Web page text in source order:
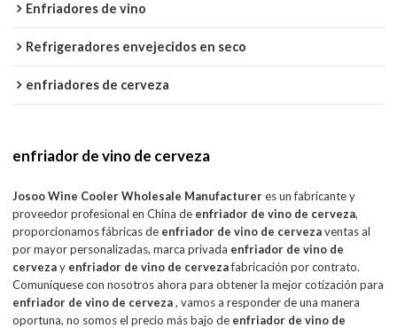
Enfriadores de vino
Refrigeradores envejecidos en seco
enfriadores de cerveza
enfriador de vino de cerveza
Josoo Wine Cooler Wholesale Manufactureres un fabricante y
proveedor profesional en China de enfriador de vino de cerveza,
proporcionamos fábricas de enfriador de vino de cervezaventas al
por mayor personalizadas, marca privada enfriador de vino de
cervezay enfriador de vino de cervezafabricación por contrato.
Comuníquese con nosotros ahora para obtener la mejor cotización para
enfriador de vino de cerveza, vamos a responder de una manera
oportuna, no somos el precio más bajo de enfriador de vino de